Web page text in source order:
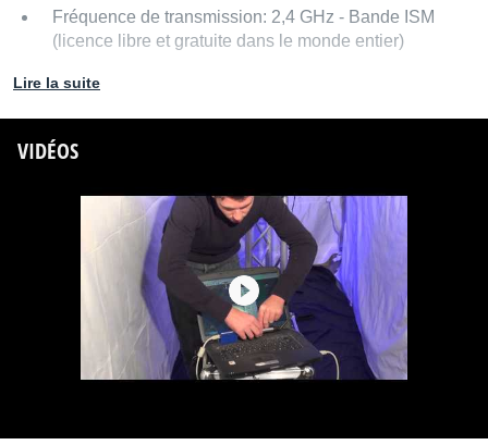
Fréquence de transmission: 2,4 GHz - Bande ISM
(licence libre et gratuite dans le monde entier)
Portée jusqu'à 400 m
1 univers DMX (512 canaux)
Dimensions avec antenne: 212 x 18 x 18 mm
Lire la suite
VIDÉOS